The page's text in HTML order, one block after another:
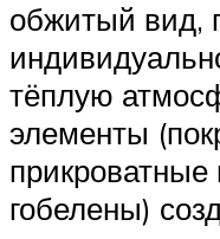
обжитый вид,
тёплую
элементы
гобелены)